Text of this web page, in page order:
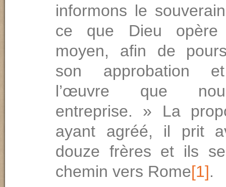
informons le
ce que Dieu
moyen, afin de
son approbation
l’œuvre que
entreprise. » La
ayant agréé, il prit
douze frères et ils
chemin vers Rome[1].